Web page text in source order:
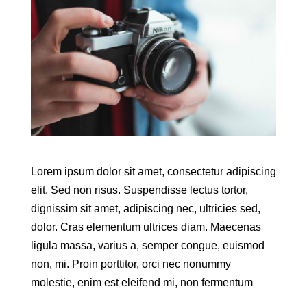
Lorem ipsum dolor sit amet, consectetur adipiscing
elit. Sed non risus. Suspendisse lectus tortor,
dignissim sit amet, adipiscing nec, ultricies sed,
dolor. Cras elementum ultrices diam. Maecenas
ligula massa, varius a, semper congue, euismod
non, mi. Proin porttitor, orci nec nonummy
molestie, enim est eleifend mi, non fermentum